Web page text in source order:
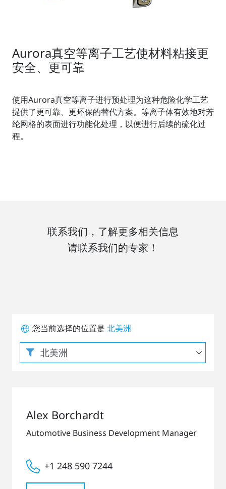
Aurora真空等离子工艺使材料粘接更
安全、更可靠
使用Aurora真空等离子进行预处理为这种危险化学工艺
提供了更可靠、更环保的替代方案。等离子体有效地对芳
纶网格的表面进行功能化处理，以便进行后续的硫化过
程。
联系我们，了解更多相关信息
请联系我们的专家！
您当前选择的位置是 北美洲
Alex Borchardt
Automotive Business Development Manager
+1 248 590 7244